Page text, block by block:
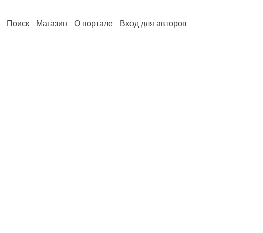
Поиск Магазин О портале Вход для авторов